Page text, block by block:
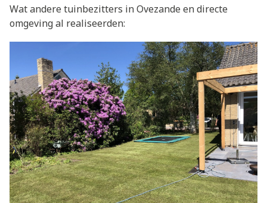
Wat andere tuinbezitters in Ovezande en directe
omgeving al realiseerden: